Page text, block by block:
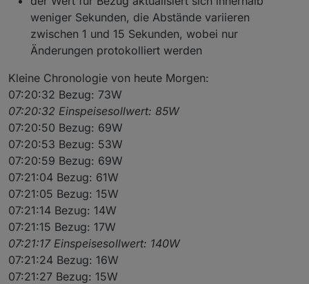
weniger Sekunden, die Abstände variieren
zwischen 1 und 15 Sekunden, wobei nur
Änderungen protokolliert werden
Kleine Chronologie von heute Morgen:
07:20:32 Bezug: 73W
07:20:32 Einspeisesollwert: 85W
07:20:50 Bezug: 69W
07:20:53 Bezug: 53W
07:20:59 Bezug: 69W
07:21:04 Bezug: 61W
07:21:05 Bezug: 15W
07:21:14 Bezug: 14W
07:21:15 Bezug: 17W
07:21:17 Einspeisesollwert: 140W
07:21:24 Bezug: 16W
07:21:27 Bezug: 15W